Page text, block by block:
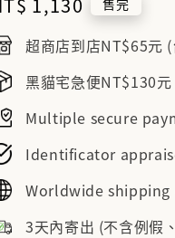
售完
超商店到店NT$65元
黑貓宅急便NT$130
Multiple secure
Identificator
Worldwide
3天內寄出 (不含例假